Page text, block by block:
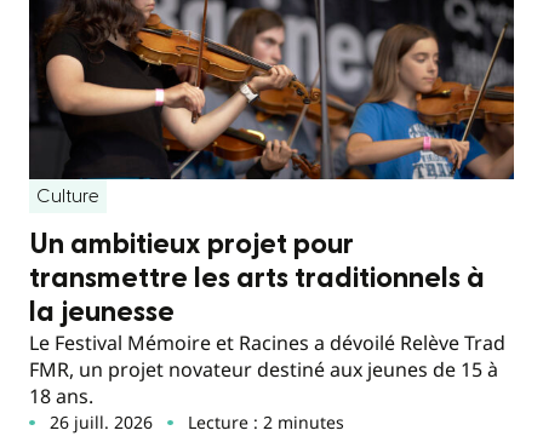
Culture
Un ambitieux projet pour
transmettre les arts traditionnels à
la jeunesse
Le Festival Mémoire et Racines a dévoilé Relève Trad
FMR, un projet novateur destiné aux jeunes de 15 à
18 ans.
26 juill. 2026 Lecture : 2 minutes